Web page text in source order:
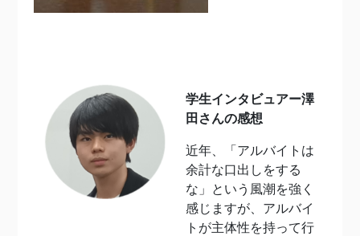
学生インタビュアー澤
田さんの感想
近年、「アルバイトは
余計な口出しをする
な」という風潮を強く
感じますが、アルバイ
トが主体性を持って行